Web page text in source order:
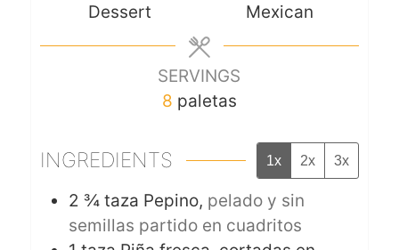
Dessert
Mexican
SERVINGS
8 paletas
INGREDIENTS 1x 2x 3x
2 ¾ taza Pepino, pelado y sin
semillas partido en cuadritos